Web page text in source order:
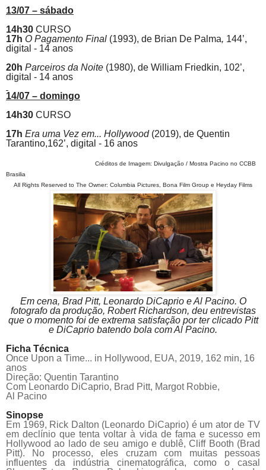
13/07 – sábado
14h30 CURSO
17h O Pagamento Final (1993), de Brian De Palma, 144’,
digital - 14 anos
20h Parceiros da Noite (1980), de William Friedkin, 102’,
digital - 14 anos
14/07 – domingo
14h30 CURSO
17h Era uma Vez em... Hollywood (2019), de Quentin
Tarantino,162’, digital - 16 anos
Créditos de Imagem: Divulgação / Mostra Pacino no CCBB
Brasilia
All Rights Reserved to The Owner: Columbia Pictures, Bona Film Group e Heyday Films
Em cena, Brad Pitt, Leonardo DiCaprio e Al Pacino. O
fotografo da produção, Robert Richardson, deu entrevistas
que o momento foi de extrema satisfação por ter clicado Pitt
e DiCaprio batendo bola com Al Pacino.
Ficha Técnica
Once Upon a Time... in Hollywood, EUA, 2019, 162 min, 16
anos
Direção: Quentin Tarantino
Com Leonardo DiCaprio, Brad Pitt, Margot Robbie,
Al
Pacino
Sinopse
Em 1969, Rick Dalton (Leonardo DiCaprio) é um ator de TV
em declínio que tenta voltar à vida de fama e sucesso em
Hollywood ao lado de seu amigo e dublê, Cliff Booth (Brad
Pitt). No processo, eles cruzam com muitas pessoas
influentes da indústria cinematográfica, como o casal